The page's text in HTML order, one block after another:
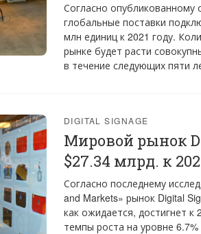
Согласно опубликованному
глобальные поставки
млн единиц к 2021 году.
рынке будет расти
в течение следующих пяти
DIGITAL SIGNAGE
Мировой рынок
$27.34 млрд. к
Согласно последнему
and Markets» рынок Digital
как ожидается, достигнет к
темпы роста на уровне